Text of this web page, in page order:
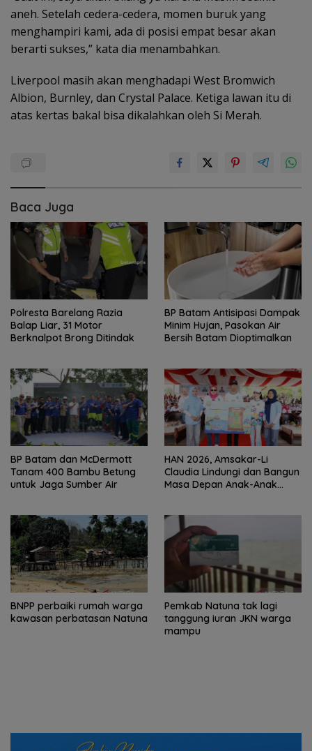
aneh. Setelah cedera-cedera, momen buruk yang
menghampiri kami, ada di posisi empat besar akan
berarti sukses,” kata dia menambahkan.
Liverpool masih akan menghadapi West Bromwich
Albion, Burnley, dan Crystal Palace. Ketiga lawan itu di
atas kertas bakal bisa dikalahkan oleh Si Merah.
Baca Juga
Polresta Barelang Razia
Balap Liar, 31 Motor
Berknalpot Brong Ditindak
BP Batam Antisipasi Dampak
Minim Hujan, Pasokan Air
Bersih Batam Dioptimalkan
BP Batam dan McDermott
Tanam 400 Bambu Betung
untuk Jaga Sumber Air
HAN 2026, Amsakar-Li
Claudia Lindungi dan Bangun
Masa Depan Anak-Anak
BNPP perbaiki rumah warga
kawasan perbatasan Natuna
Pemkab Natuna tak lagi
tanggung iuran JKN warga
mampu